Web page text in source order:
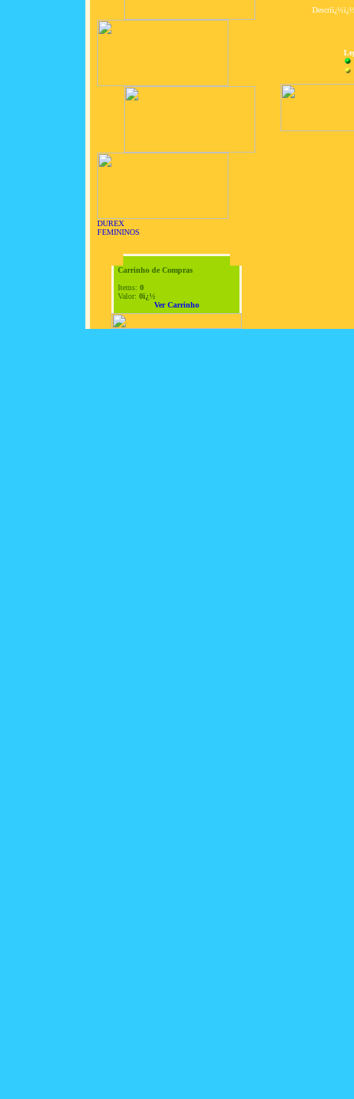
DUREX
FEMININOS
Carrinho de Compras
Items: 0
Valor: 0ï¿½
Ver Carrinho